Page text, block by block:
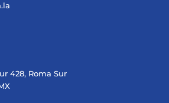
428, Roma Sur